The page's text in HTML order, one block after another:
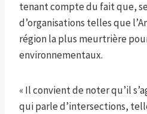
tenant compte du fait que,
d’organisations telles que
région la plus meurtrière
environnementaux.
« Il convient de noter qu’il
qui parle d’intersections,